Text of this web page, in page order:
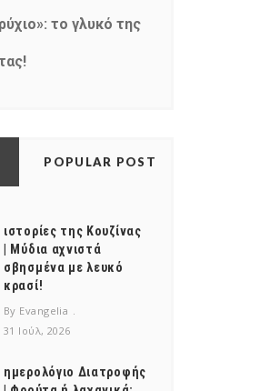
το γλυκό της
POPULAR POST
ιστορίες της Κουζίνας
| Μύδια αχνιστά
σβησμένα με λευκό
κρασί!
By Evangelia
31 Ιούλ, 2026
ημερολόγιο Διατροφής